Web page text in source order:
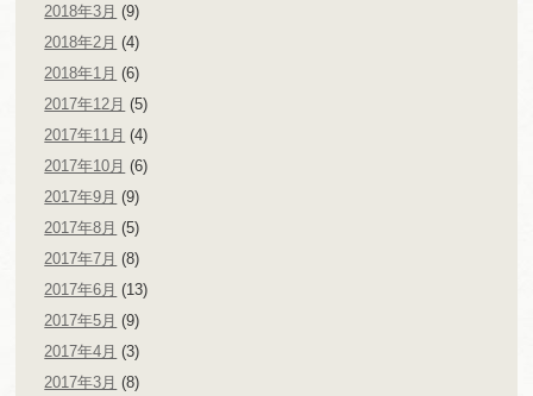
2018年3月 (9)
2018年2月 (4)
2018年1月 (6)
2017年12月 (5)
2017年11月 (4)
2017年10月 (6)
2017年9月 (9)
2017年8月 (5)
2017年7月 (8)
2017年6月 (13)
2017年5月 (9)
2017年4月 (3)
2017年3月 (8)